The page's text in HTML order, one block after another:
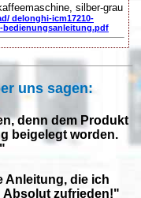
silber-grau
delonghi-icm17210-
bedienungsanleitung.pdf
uns sagen:
denn dem Produkt
beigelegt worden.
Anleitung, die ich
zufrieden!"